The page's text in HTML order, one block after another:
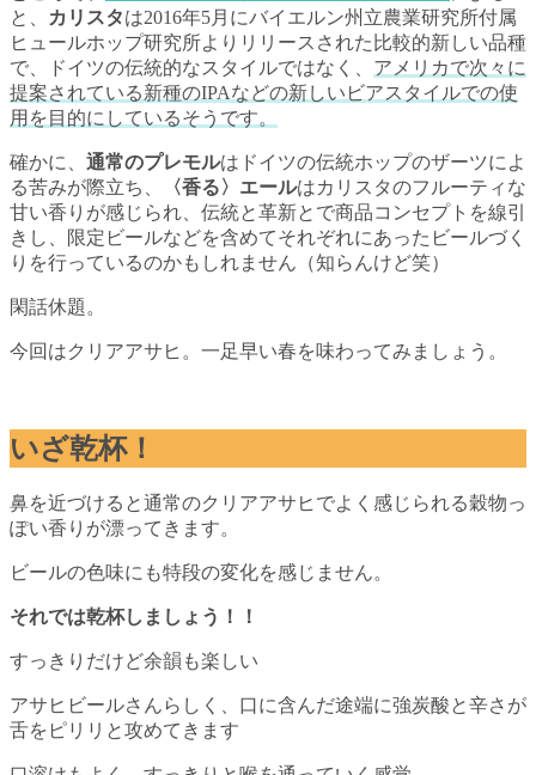
と、
カリスタは2016年5月にバイエルン州立農業研究所付属
ヒュールホップ研究所よりリリースされた比較的新しい品種
で、ドイツの伝統的なスタイルではなく、 アメリカで次々に
提案されている新種のIPAなどの新しいビアスタイルでの使
用を目的にしているそうです。
確かに、 通常のプレモルはドイツの伝統ホップのザーツによ
る苦みが際立ち、
〈香る〉エールはカリスタのフルーティな
甘い香りが感じられ、伝統と革新とで商品コンセプトを線引
きし、限定ビールなどを含めてそれぞれにあったビールづく
りを行っているのかもしれません（知らんけど笑）
閑話休題。
今回はクリアアサヒ。一足早い春を味わってみましょう。
いざ乾杯！
鼻を近づけると通常のクリアアサヒでよく感じられる穀物っ
ぽい香りが漂ってきます。
ビールの色味にも特段の変化を感じません。
それでは乾杯しましょう！！
すっきりだけど余韻も楽しい
アサヒビールさんらしく、口に含んだ途端に強炭酸と辛さが
舌をピリリと攻めてきます